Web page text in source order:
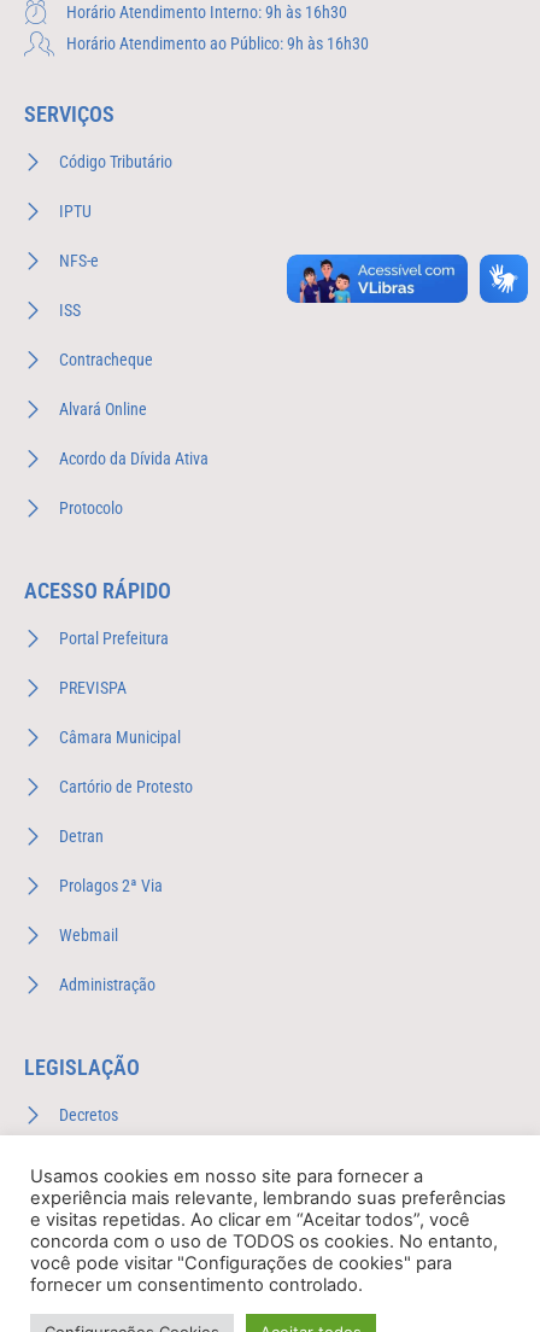
Horário Atendimento Interno: 9h às 16h30
Horário Atendimento ao Público: 9h às 16h30
SERVIÇOS
Código Tributário
IPTU
NFS-e
ISS
Contracheque
Alvará Online
Acordo da Dívida Ativa
Protocolo
ACESSO RÁPIDO
Portal Prefeitura
PREVISPA
Câmara Municipal
Cartório de Protesto
Detran
Prolagos 2ª Via
Webmail
Administração
LEGISLAÇÃO
Decretos
Leis Complementares
Leis Ordinárias
Plano Anual de Fiscalização
Usamos cookies em nosso site para fornecer a
experiência mais relevante, lembrando suas preferências
e visitas repetidas. Ao clicar em “Aceitar todos”, você
concorda com o uso de TODOS os cookies. No entanto,
você pode visitar "Configurações de cookies" para
fornecer um consentimento controlado.